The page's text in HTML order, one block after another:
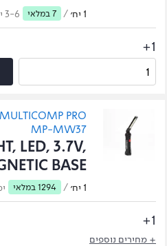
1 יח׳ / 7 במלאי 3-6 ימי עסקים
1+
MULTICOMP PRO
MP-MW37
LED, 3.7V,
BASE
1 יח׳ / 1294 במלאי
1+
+ מחירים נוספים